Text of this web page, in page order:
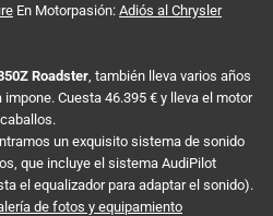
En Motorpasión: Adiós al Chrysler
Roadster , también lleva varios años
Cuesta 46.395 € y lleva el motor
un exquisito sistema de sonido
que incluye el sistema AudiPilot
el equalizador para adaptar el sonido).
de fotos y equipamiento